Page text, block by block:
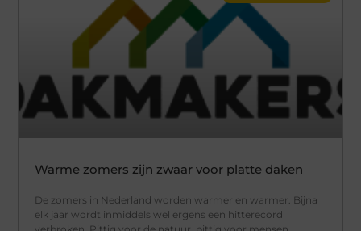
Warme zomers zijn zwaar voor platte daken
De zomers in Nederland worden warmer en warmer. Bijna
elk jaar wordt inmiddels wel ergens een hitterecord